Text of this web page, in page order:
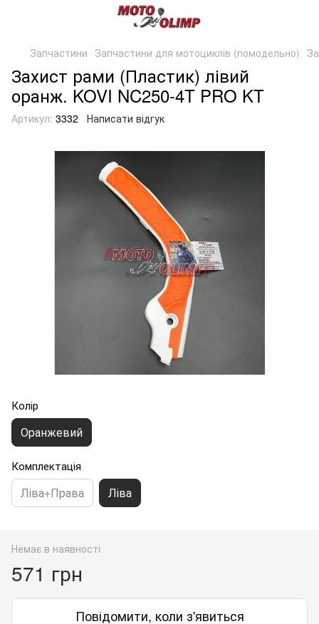
Запчастини Запчастини для мотоциклів (помодельно)
Захист рами (Пластик) лівий
оранж. KOVI NC250-4T PRO KT
Артикул: 3332 Написати відгук
Колір
Оранжевий
Комплектація
Ліва+Права Ліва
Немає в наявності
571 грн
Повідомити, коли з'явиться